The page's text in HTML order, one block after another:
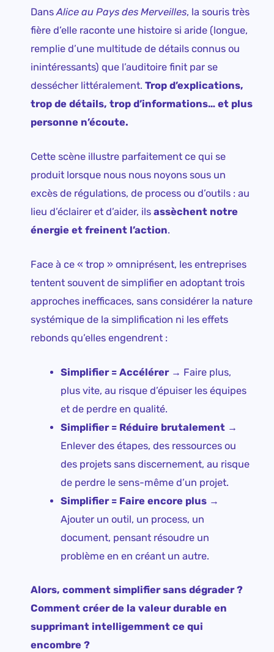
DansAlice au Pays des Merveilles, la souris très
fière d’elle raconte une histoire si aride (longue,
remplie d’une multitude de détails connus ou
inintéressants) que l’auditoire finit par se
dessécher littéralement.Trop d’explications,
trop de détails, trop d’informations… et plus
personne n’écoute.
Cette scène illustre parfaitement ce qui se
produit lorsque nous nous noyons sous un
excès de régulations, de process ou d’outils : au
lieu d’éclairer et d’aider, ilsassèchent notre
énergie et freinent l’action.
Face à ce « trop » omniprésent, les entreprises
tentent souvent de simplifier en adoptant trois
approches inefficaces, sans considérer la nature
systémique de la simplification ni les effets
rebonds qu’elles engendrent :
Simplifier = Accélérer → Faire plus,
plus vite, au risque d’épuiser les équipes
et de perdre en qualité.
Simplifier = Réduire brutalement →
Enlever des étapes, des ressources ou
des projets sans discernement, au risque
de perdre le sens-même d’un projet.
Simplifier = Faire encore plus →
Ajouter un outil, un process, un
document, pensant résoudre un
problème en en créant un autre.
Alors, comment simplifier sans dégrader ?
Comment créer de la valeur durable en
supprimant intelligemment ce qui
encombre ?